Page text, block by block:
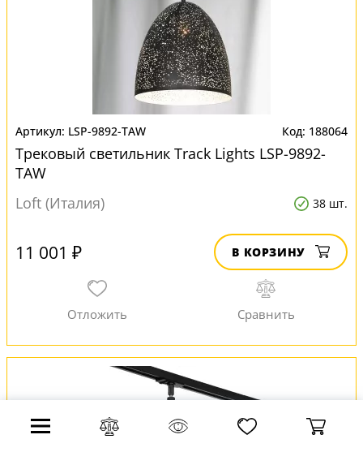
LSP-9892-TAW 188064
Трековый светильник Track Lights LSP-9892-
TAW
Loft (Италия)
38 шт.
11 001 ₽ В КОРЗИНУ